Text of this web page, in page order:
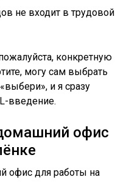
конкретную
могу сам выбрать
и я сразу
введение.
офис